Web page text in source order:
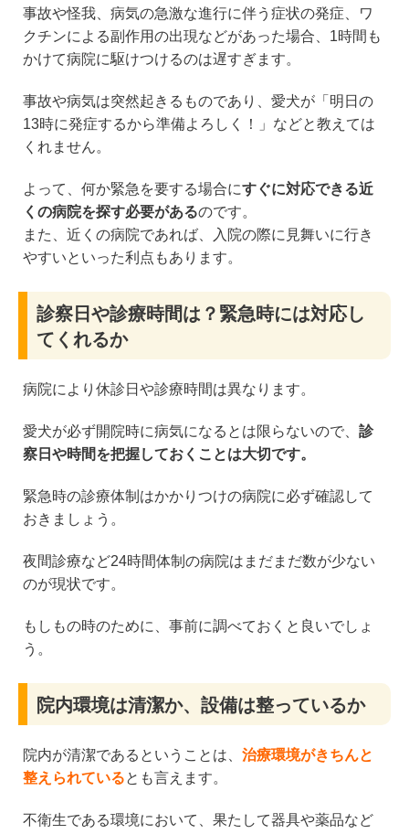
事故や怪我、病気の急激な進行に伴う症状の発症、ワ
クチンによる副作用の出現などがあった場合、1時間も
かけて病院に駆けつけるのは遅すぎます。
事故や病気は突然起きるものであり、愛犬が「明日の
13時に発症するから準備よろしく！」などと教えては
くれません。
よって、何か緊急を要する場合にすぐに対応できる近
くの病院を探す必要があるのです。
また、近くの病院であれば、入院の際に見舞いに行き
やすいといった利点もあります。
診察日や診療時間は？緊急時には対応し
てくれるか
病院により休診日や診療時間は異なります。
愛犬が必ず開院時に病気になるとは限らないので、 診
察日や時間を把握しておくことは大切です。
緊急時の診療体制はかかりつけの病院に必ず確認して
おきましょう。
夜間診療など24時間体制の病院はまだまだ数が少ない
のが現状です。
もしもの時のために、事前に調べておくと良いでしょ
う。
院内環境は清潔か、設備は整っているか
院内が清潔であるということは、 治療環境がきちんと
整えられているとも言えます。
不衛生である環境において、果たして器具や薬品など